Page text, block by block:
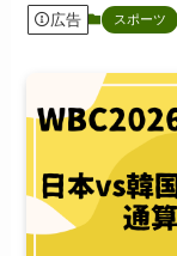
広告 スポーツ